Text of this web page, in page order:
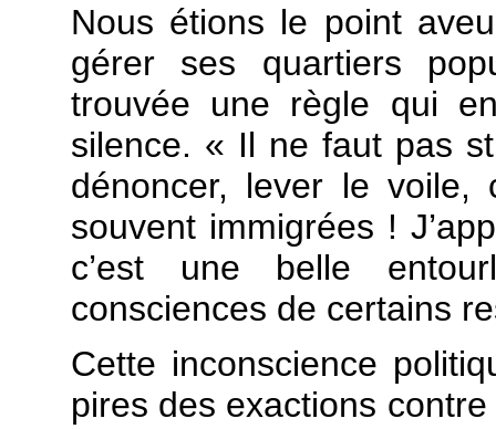
Nous étions le point
gérer ses quartiers
trouvée une règle qui
silence. « Il ne faut pas
dénoncer, lever le voile,
souvent immigrées !
c’est une belle
consciences de certains
Cette inconscience
pires des exactions